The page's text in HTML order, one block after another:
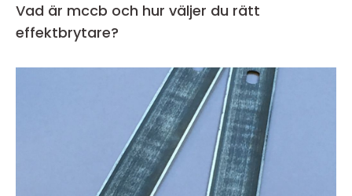
Vad är mccb och hur väljer du rätt
effektbrytare?